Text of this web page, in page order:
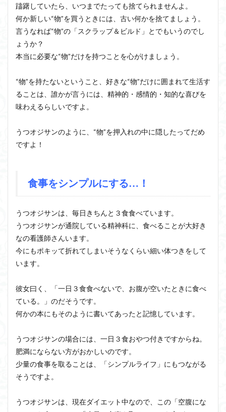
躊躇していたら、いつまでたっても捨てられませんよ。
何か新しい“物”を買うときには、古い何かを捨てましょう。
言うなれば“物”の「スクラップ＆ビルド」とでもいうのでし
ょうか？
本当に必要な“物”だけを持つことを心がけましょう。
“物”を持たないということ、好きな“物”だけに囲まれて生活す
ることは、誰かが言うには、精神的・感情的・知的な喜びを
味わえるらしいですよ。
うつオジサンのように、“物”を押入れの中に隠したってだめ
ですよ！
食事をシンプルにする…！
うつオジサンは、毎日きちんと３食食べています。
うつオジサンが通院している精神科に、食べることが大好き
なの看護師さんいます。
今にもポキッて折れてしまいそうなくらい細い体つきをして
います。
彼女曰く、「一日３食食べないで、お腹が空いたときに食べ
ている。」のだそうです。
何かの本にもそのように書いてあったと記憶しています。
うつオジサンの場合には、一日３食おやつ付きですからね。
肥満にならない方がおかしいのです。
少量の食事を取ることは、「シンプルライフ」にもつながる
そうですよ。
うつオジサンは、現在ダイエット中なので、この「空腹にな